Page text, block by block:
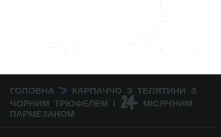
ГОЛОВНА > КАРПАЧЧО З ТЕЛЯТИНИ З
ЧОРНИМ ТРЮФЕЛЕМ І 24 МІСЯЧНИМ
ПАРМЕЗАНОМ